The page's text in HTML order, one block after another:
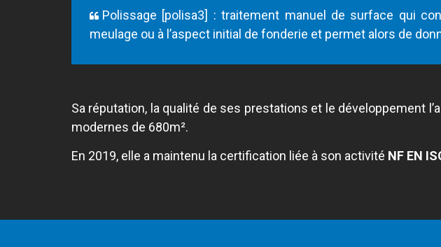
Polissage [polisa3] : traitement manuel de surface qui
meulage ou à l’aspect initial de fonderie et permet alors de
Sa réputation, la qualité de ses prestations et le développement
modernes de 680m².
En 2019, elle a maintenu la certification liée à son activité NF EN